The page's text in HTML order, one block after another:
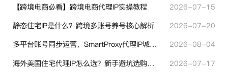
【跨境电商必看】跨境电商代理IP实操教程
2026-07-15
静态住宅IP是什么？跨境多账号养号核心解析
2026-07-20
多平台账号同步运营，SmartProxy代理IP城市定位功能有哪些实用价值
2026-08-04
海外美国住宅代理IP怎么选？新手避坑选购指南
2026-07-17